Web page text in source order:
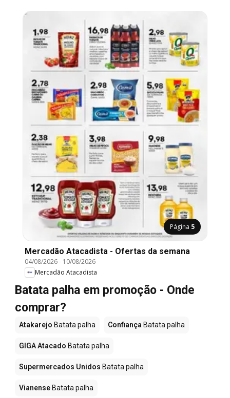
Página 5
Mercadão Atacadista - Ofertas da semana
04/08/2026- 10/08/2026
Mercadão Atacadista
Batata palha em promoção - Onde
comprar?
Atakarejo Batata palha Confiança Batata palha
GIGA Atacado Batata palha
Supermercados Unidos Batata palha
Vianense Batata palha